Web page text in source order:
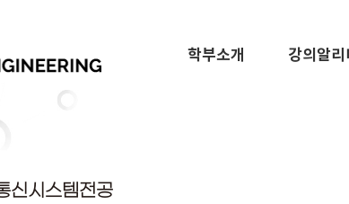
학부소개 강의알리
신시스템전공